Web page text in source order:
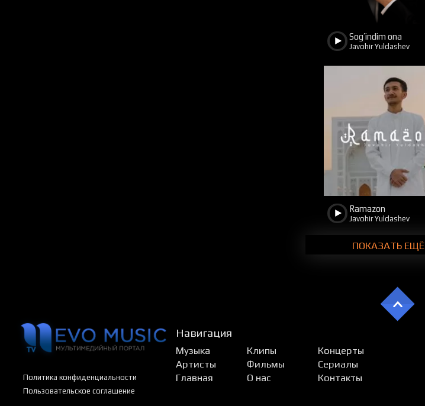
Sog’indim ona
Javohir Yuldashev
7428 231
Ramazon
Javohir Yuldashev
ПОКАЗАТЬ ЕЩЁ
Политика конфиденциальности
Пользовательское соглашение
Навигация
Музыка Клипы
Концерты
Артисты
Фильмы
Сериалы
Главная
О нас Контакты